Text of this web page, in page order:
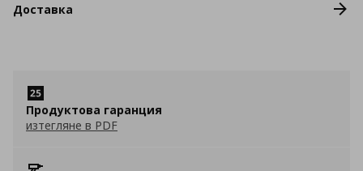
Доставка
Продуктова гаранция
изтегляне в PDF